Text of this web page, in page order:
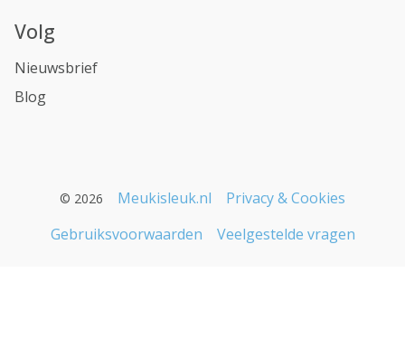
Volg
Nieuwsbrief
Blog
© 2026 Meukisleuk.nl
Privacy & Cookies
Gebruiksvoorwaarden
Veelgestelde vragen